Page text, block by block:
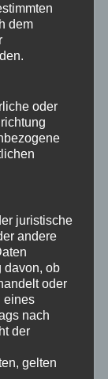
dem
oder
juristische
andere
davon, ob
oder
eines
nach
der
gelten